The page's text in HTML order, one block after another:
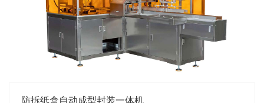
防拆纸盒自动成型封装一体机